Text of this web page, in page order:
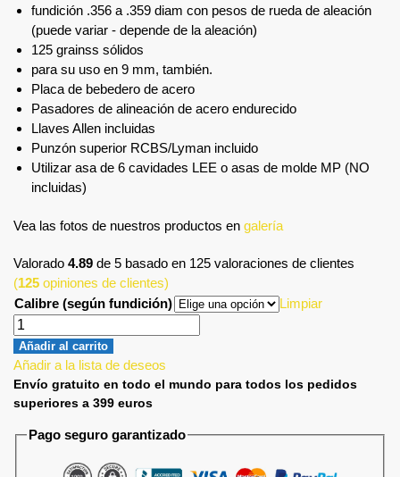
fundición .356 a .359 diam con pesos de rueda de aleación
(puede variar - depende de la aleación)
125 grainss sólidos
para su uso en 9 mm, también.
Placa de bebedero de acero
Pasadores de alineación de acero endurecido
Llaves Allen incluidas
Punzón superior RCBS/Lyman incluido
Utilizar asa de 6 cavidades LEE o asas de molde MP (NO
incluidas)
Vea las fotos de nuestros productos en galería
Valorado 4.89 de 5 basado en 125 valoraciones de clientes
(125 opiniones de clientes)
Calibre (según fundición)
Limpiar
Añadir al carrito
Añadir a la lista de deseos
Envío gratuito en todo el mundo para todos los pedidos
superiores a 399 euros
Pago seguro garantizado